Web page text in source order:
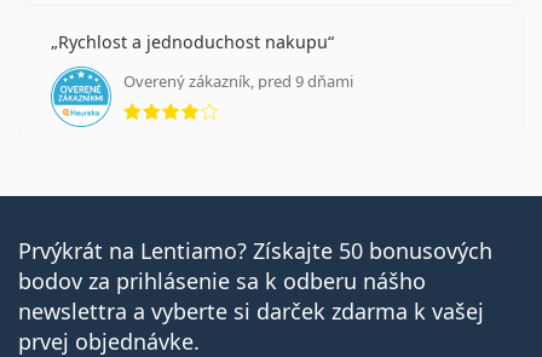
Rychlost a jednoduchost nakupu
Overený zákazník, pred 9 dňami
hodnotenie 4 z 5
Prvýkrát na Lentiamo? Získajte 50 bonusových
bodov za prihlásenie sa k odberu nášho
newslettra a vyberte si darček zdarma k vašej
prvej objednávke.